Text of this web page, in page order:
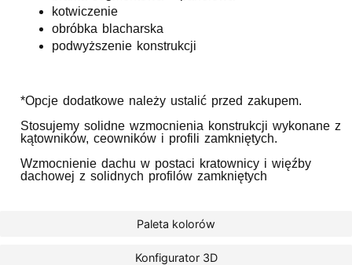
Paleta kolorów
Konfigurator 3D
kotwiczenie
obróbka blacharska
podwyższenie konstrukcji
*Opcje dodatkowe należy ustalić przed zakupem.
Stosujemy solidne wzmocnienia konstrukcji wykonane z
kątowników, ceowników i profili zamkniętych.
Wzmocnienie dachu w postaci kratownicy i więźby
dachowej z solidnych profilów zamkniętych